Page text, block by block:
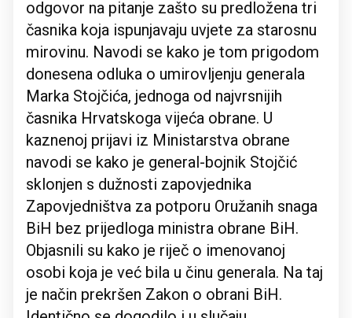
odgovor na pitanje zašto su predložena tri
časnika koja ispunjavaju uvjete za starosnu
mirovinu. Navodi se kako je tom prigodom
donesena odluka o umirovljenju generala
Marka Stojčića, jednoga od najvrsnijih
časnika Hrvatskoga vijeća obrane. U
kaznenoj prijavi iz Ministarstva obrane
navodi se kako je general-bojnik Stojčić
sklonjen s dužnosti zapovjednika
Zapovjedništva za potporu Oružanih snaga
BiH bez prijedloga ministra obrane BiH.
Objasnili su kako je riječ o imenovanoj
osobi koja je već bila u činu generala. Na taj
je način prekršen Zakon o obrani BiH.